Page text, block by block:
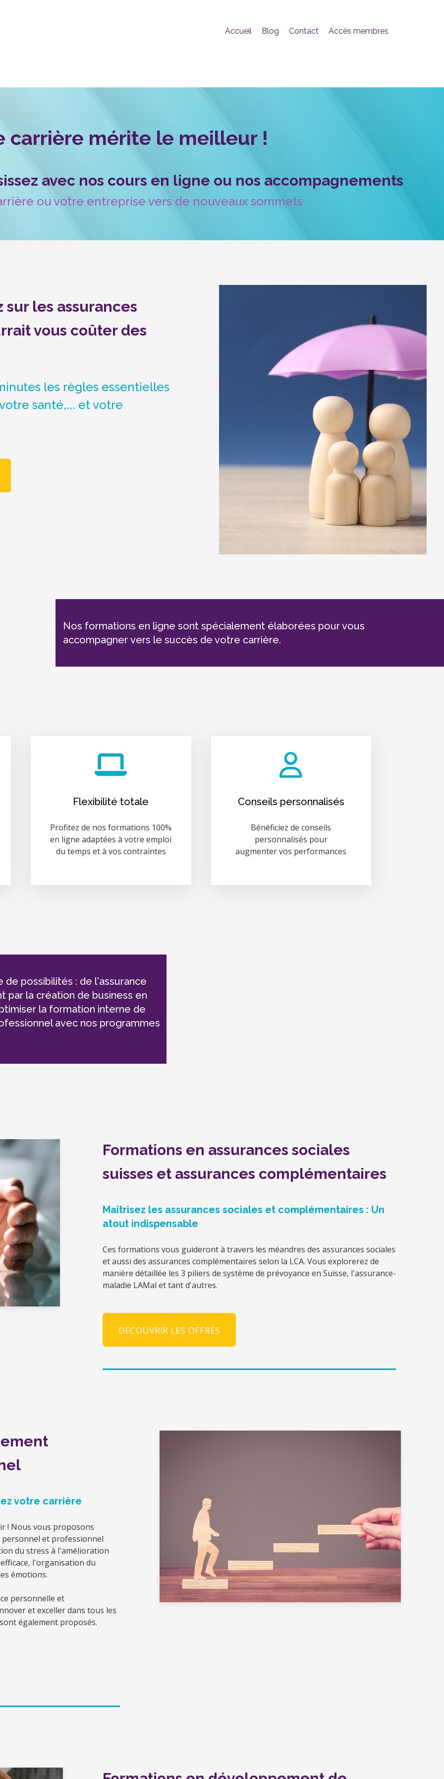
Accueil Blog Contact Accès membres
carrière mérite le meilleur !
avec nos cours en ligne ou nos accompagnements
ou votre entreprise vers de nouveaux sommets
les assurances
vous coûter des
les règles essentielles
santé,... et votre
Nos formations en ligne sont spécialement élaborées pour vous
accompagner vers le succès de votre carrière.
Flexibilité totale
Profitez de nos formations 100%
en ligne adaptées à votre emploi
du temps et à vos contraintes
Conseils personnalisés
Bénéficiez de conseils
personnalisés pour
augmenter vos performances
de possibilités : de l'assurance
par la création de business en
la formation interne de
avec nos programmes
Formations en assurances sociales
suisses et assurances complémentaires
Maîtrisez les assurances sociales et complémentaires : Un
atout indispensable
Ces formations vous guideront à travers les méandres des assurances sociales
et aussi des assurances complémentaires selon la LCA. Vous explorerez de
manière détaillée les 3 piliers de système de prévoyance en Suisse, l'assurance-
maladie LAMal et tant d'autres.
DÉCOUVRIR LES OFFRES
votre carrière
! Nous vous proposons
et professionnel
du stress à l'amélioration
l'organisation du
émotions.
personnelle et
et exceller dans tous les
également proposés.